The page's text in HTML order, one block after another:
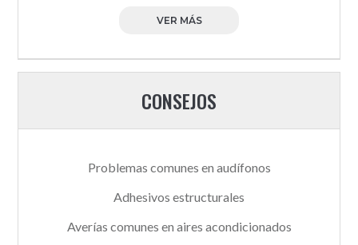
VER MÁS
CONSEJOS
Problemas comunes en audífonos
Adhesivos estructurales
Averías comunes en aires acondicionados